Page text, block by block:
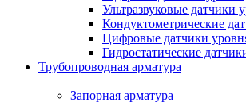
Ультразвуковые датчики
Кондуктометрические
Цифровые датчики
Гидростатические
Трубопроводная арматура
Запорная арматура